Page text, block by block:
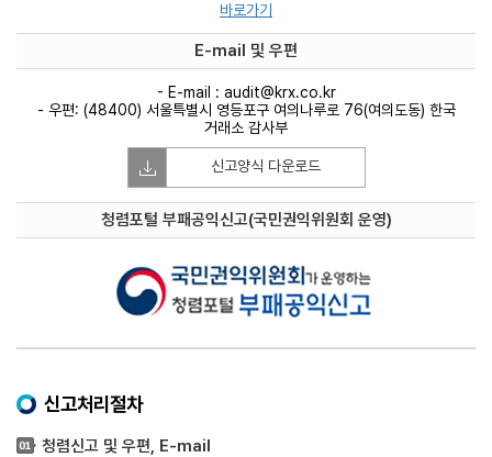
바로가기
E-mail 및 우편
청렴포털 부패공익신고(국민권익위원회 운영)
- E-mail : audit@krx.co.kr
- 우편: (48400) 서울특별시 영등포구 여의나루로 76(여의도동) 한국
거래소 감사부
신고양식 다운로드
신고처리절차
청렴신고 및 우편, E-mail